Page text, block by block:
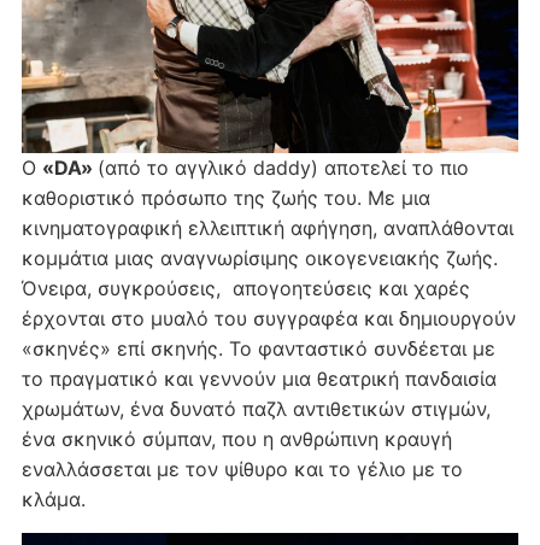
Ο «DA» (από το αγγλικό daddy) αποτελεί το πιο
καθοριστικό πρόσωπο της ζωής του. Με μια
κινηματογραφική ελλειπτική αφήγηση, αναπλάθονται
κομμάτια μιας αναγνωρίσιμης οικογενειακής ζωής.
Όνειρα, συγκρούσεις, απογοητεύσεις και χαρές
έρχονται στο μυαλό του συγγραφέα και δημιουργούν
«σκηνές» επί σκηνής. Το φανταστικό συνδέεται με
το πραγματικό και γεννούν μια θεατρική πανδαισία
χρωμάτων, ένα δυνατό παζλ αντιθετικών στιγμών,
ένα σκηνικό σύμπαν, που η ανθρώπινη κραυγή
εναλλάσσεται με τον ψίθυρο και το γέλιο με το
κλάμα.